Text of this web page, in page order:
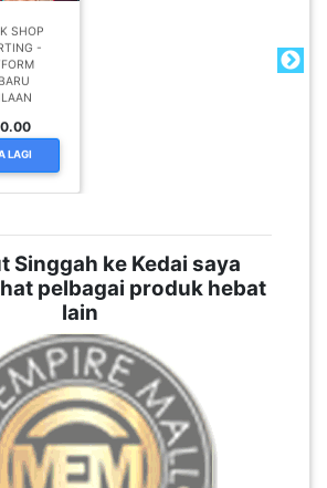
SHOP
-
LAGI
Singgah ke Kedai saya
pelbagai produk hebat
lain